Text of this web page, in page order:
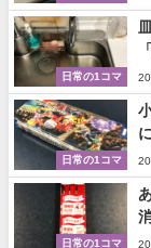
日常の1コマ
日常の1コマ
日常の1コマ